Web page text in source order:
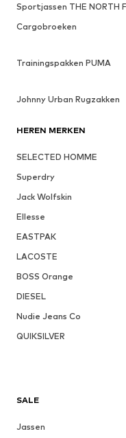
Sportjassen THE NORTH
Cargobroeken
Trainingspakken PUMA
Johnny Urban Rugzakken
HEREN MERKEN
SELECTED HOMME
Superdry
Jack Wolfskin
Ellesse
EASTPAK
LACOSTE
BOSS Orange
DIESEL
Nudie Jeans Co
QUIKSILVER
SALE
Jassen